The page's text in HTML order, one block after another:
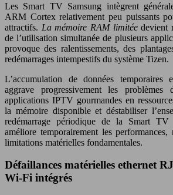
Les Smart TV Samsung intègrent
ARM Cortex relativement peu puissants
attractifs. La mémoire RAM limitéedevient
de l’utilisation simultanée de plusieurs
provoque des ralentissements, des
redémarrages intempestifs du système Tizen.
L’accumulation de données
aggrave progressivement les problèmes
applications IPTV gourmandes en
la mémoire disponible et déstabiliser
redémarrage périodique de la Smart
améliore temporairement les
limitations matérielles fondamentales.
Défaillances matérielles ethernet
Wi-Fi intégrés